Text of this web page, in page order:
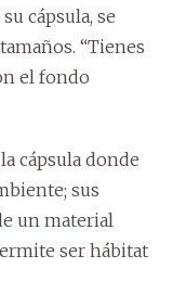
cápsula, se
“Tienes
el fondo
cápsula donde
sus
un material
ser hábitat